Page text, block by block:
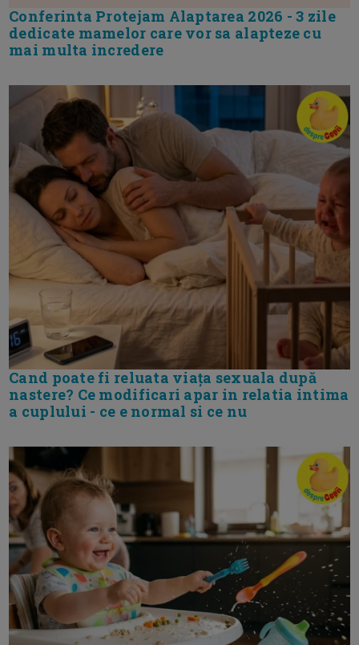
Conferinta Protejam Alaptarea 2026 - 3 zile
dedicate mamelor care vor sa alapteze cu
mai multa incredere
Cand poate fi reluata viața sexuala după
nastere? Ce modificari apar in relatia intima
a cuplului - ce e normal si ce nu